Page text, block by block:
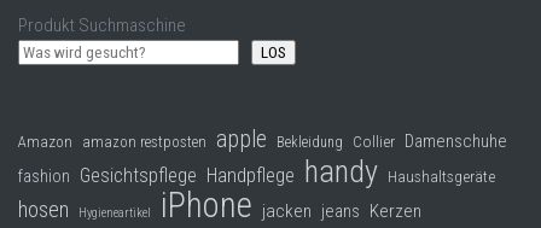
Produkt Suchmaschine
LOS
Amazon amazon restposten apple Bekleidung Collier Damenschuhe
fashion Gesichtspflege Handpflege handy Haushaltsgeräte
hosen Hygieneartikel iPhone jacken jeans Kerzen